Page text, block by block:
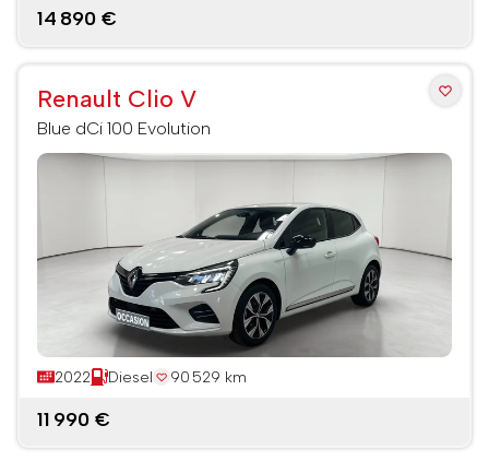
14 890 €
Renault Clio V
Blue dCi 100 Evolution
2022 Diesel 90 529 km
11 990 €